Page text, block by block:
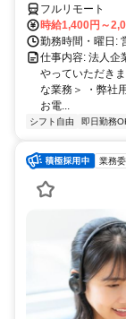
両立を実現
フルリモート
時給1,400円～
勤務時間・曜日:
仕事内容: 法人企
やっていただき
な業務＞ ・弊社
お電...
シフト自由 即日勤務
業務